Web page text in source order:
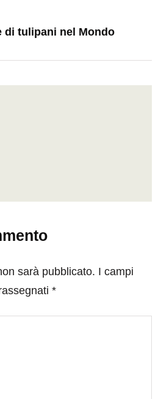
di tulipani nel Mondo
sarà pubblicato. I campi
*